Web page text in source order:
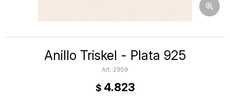
Anillo Triskel - Plata 925
2959
$ 4.823